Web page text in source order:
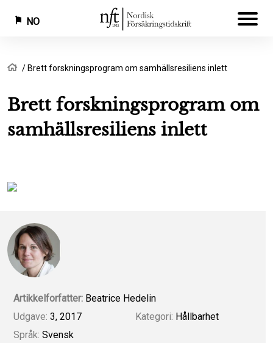
Hopp
hovedinnhold
NO
Navigasjonssti
Hjem
Brett forskningsprogram om samhällsresiliens inlett
Brett forskningsprogram om
samhällsresiliens inlett
Artikkelforfatter: Beatrice Hedelin
Udgave: 3, 2017
Språk: Svensk
Kategori: Hållbarhet